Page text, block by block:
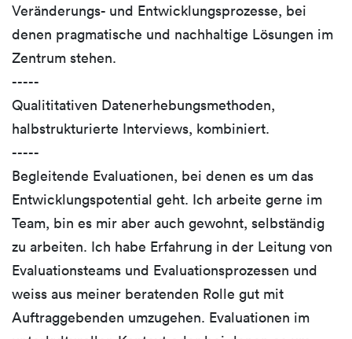
Veränderungs- und Entwicklungsprozesse, bei
denen pragmatische und nachhaltige Lösungen im
Zentrum stehen.
-----
Qualititativen Datenerhebungsmethoden,
halbstrukturierte Interviews, kombiniert.
-----
Begleitende Evaluationen, bei denen es um das
Entwicklungspotential geht. Ich arbeite gerne im
Team, bin es mir aber auch gewohnt, selbständig
zu arbeiten. Ich habe Erfahrung in der Leitung von
Evaluationsteams und Evaluationsprozessen und
weiss aus meiner beratenden Rolle gut mit
Auftraggebenden umzugehen. Evaluationen im